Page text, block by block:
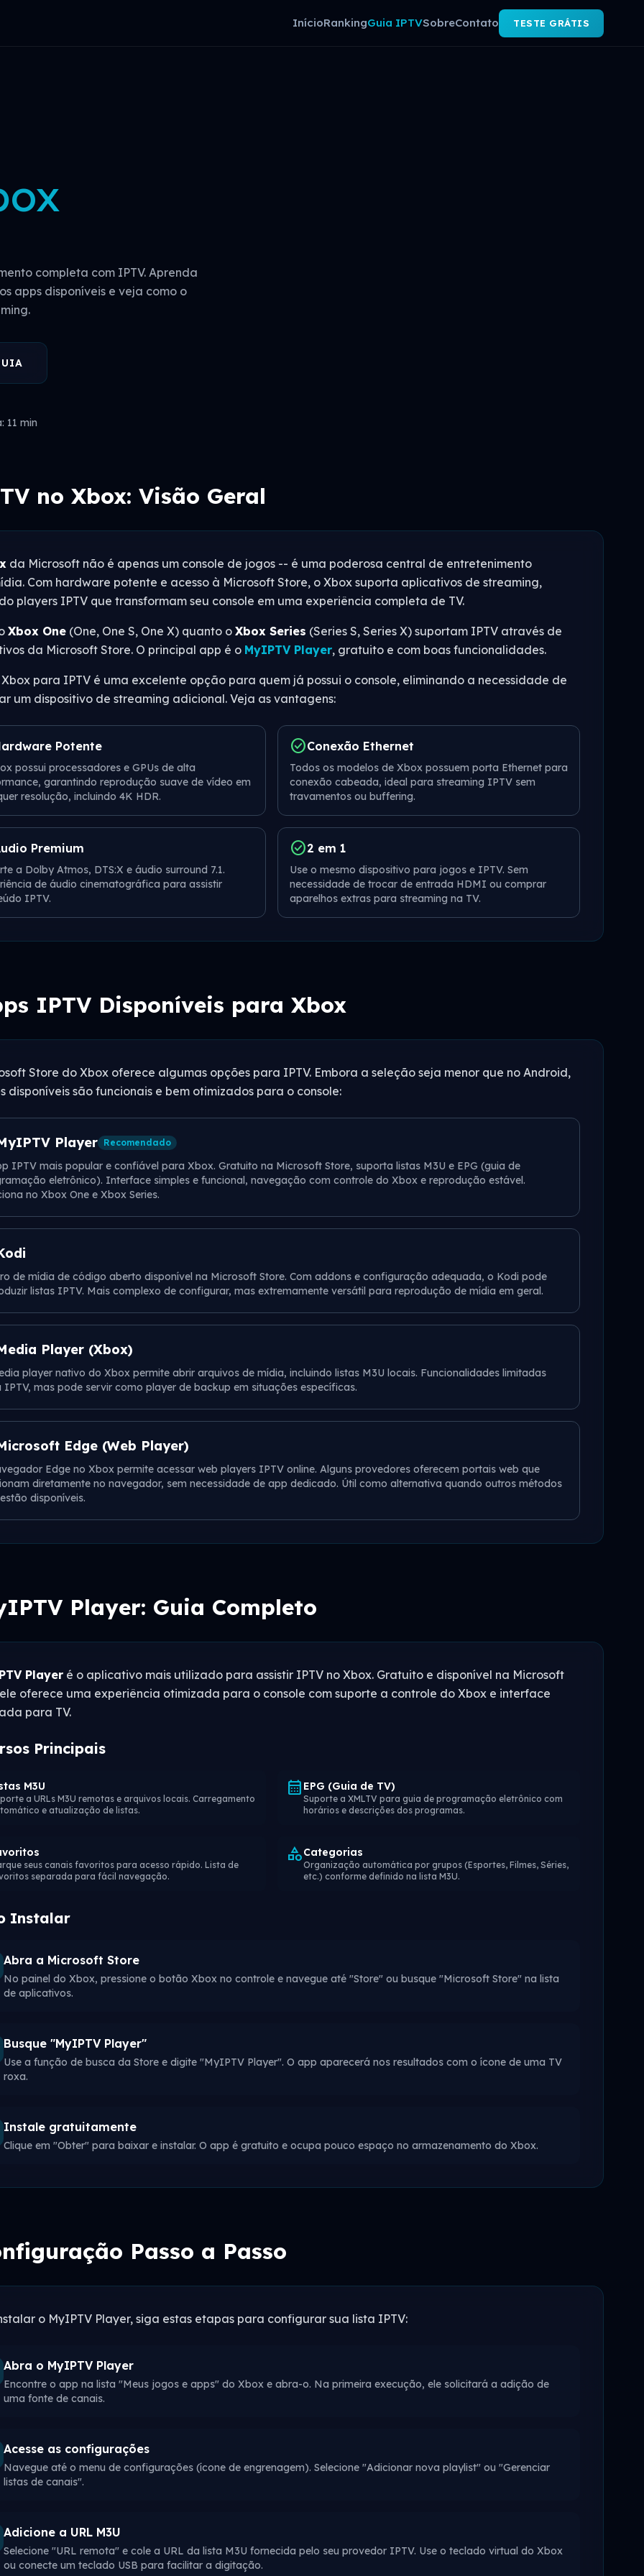
InícioRankingGuia IPTVSobreContato TESTE GRÁTIS
completa com IPTV. Aprenda
apps disponíveis e veja como o
11 min
no Xbox: Visão Geral
da Microsoft não é apenas um console de jogos -- é uma poderosa central de entretenimento
Com hardware potente e acesso à Microsoft Store, o Xbox suporta aplicativos de streaming,
players IPTV que transformam seu console em uma experiência completa de TV.
Xbox One (One, One S, One X) quanto o Xbox Series (Series S, Series X) suportam IPTV através de
da Microsoft Store. O principal app é o MyIPTV Player, gratuito e com boas funcionalidades.
Xbox para IPTV é uma excelente opção para quem já possui o console, eliminando a necessidade de
um dispositivo de streaming adicional. Veja as vantagens:
Potente
possui processadores e GPUs de alta
garantindo reprodução suave de vídeo em
resolução, incluindo 4K HDR.
check_circleConexão Ethernet
Todos os modelos de Xbox possuem porta Ethernet para
conexão cabeada, ideal para streaming IPTV sem
travamentos ou buffering.
Premium
a Dolby Atmos, DTS:X e áudio surround 7.1.
de áudio cinematográfica para assistir
IPTV.
check_circle2 em 1
Use o mesmo dispositivo para jogos e IPTV. Sem
necessidade de trocar de entrada HDMI ou comprar
aparelhos extras para streaming na TV.
IPTV Disponíveis para Xbox
Store do Xbox oferece algumas opções para IPTV. Embora a seleção seja menor que no Android,
disponíveis são funcionais e bem otimizados para o console:
Player Recomendado
IPTV mais popular e confiável para Xbox. Gratuito na Microsoft Store, suporta listas M3U e EPG (guia de
eletrônico). Interface simples e funcional, navegação com controle do Xbox e reprodução estável.
no Xbox One e Xbox Series.
de mídia de código aberto disponível na Microsoft Store. Com addons e configuração adequada, o Kodi pode
listas IPTV. Mais complexo de configurar, mas extremamente versátil para reprodução de mídia em geral.
Player (Xbox)
player nativo do Xbox permite abrir arquivos de mídia, incluindo listas M3U locais. Funcionalidades limitadas
IPTV, mas pode servir como player de backup em situações específicas.
Edge (Web Player)
Edge no Xbox permite acessar web players IPTV online. Alguns provedores oferecem portais web que
diretamente no navegador, sem necessidade de app dedicado. Útil como alternativa quando outros métodos
disponíveis.
Player: Guia Completo
Player é o aplicativo mais utilizado para assistir IPTV no Xbox. Gratuito e disponível na Microsoft
oferece uma experiência otimizada para o console com suporte a controle do Xbox e interface
para TV.
Principais
M3U
a URLs M3U remotas e arquivos locais. Carregamento
e atualização de listas.
calendar_month EPG (Guia de TV)
Suporte a XMLTV para guia de programação eletrônico com
horários e descrições dos programas.
seus canais favoritos para acesso rápido. Lista de
separada para fácil navegação.
categoryCategorias
Organização automática por grupos (Esportes, Filmes, Séries,
etc.) conforme definido na lista M3U.
Instalar
Abra a Microsoft Store
No painel do Xbox, pressione o botão Xbox no controle e navegue até "Store" ou busque "Microsoft Store" na lista
de aplicativos.
Busque "MyIPTV Player"
Use a função de busca da Store e digite "MyIPTV Player". O app aparecerá nos resultados com o ícone de uma TV
roxa.
Instale gratuitamente
Clique em "Obter" para baixar e instalar. O app é gratuito e ocupa pouco espaço no armazenamento do Xbox.
Passo a Passo
o MyIPTV Player, siga estas etapas para configurar sua lista IPTV:
Abra o MyIPTV Player
Encontre o app na lista "Meus jogos e apps" do Xbox e abra-o. Na primeira execução, ele solicitará a adição de
uma fonte de canais.
Acesse as configurações
Navegue até o menu de configurações (ícone de engrenagem). Selecione "Adicionar nova playlist" ou "Gerenciar
listas de canais".
Adicione a URL M3U
Selecione "URL remota" e cole a URL da lista M3U fornecida pelo seu provedor IPTV. Use o teclado virtual do Xbox
ou conecte um teclado USB para facilitar a digitação.